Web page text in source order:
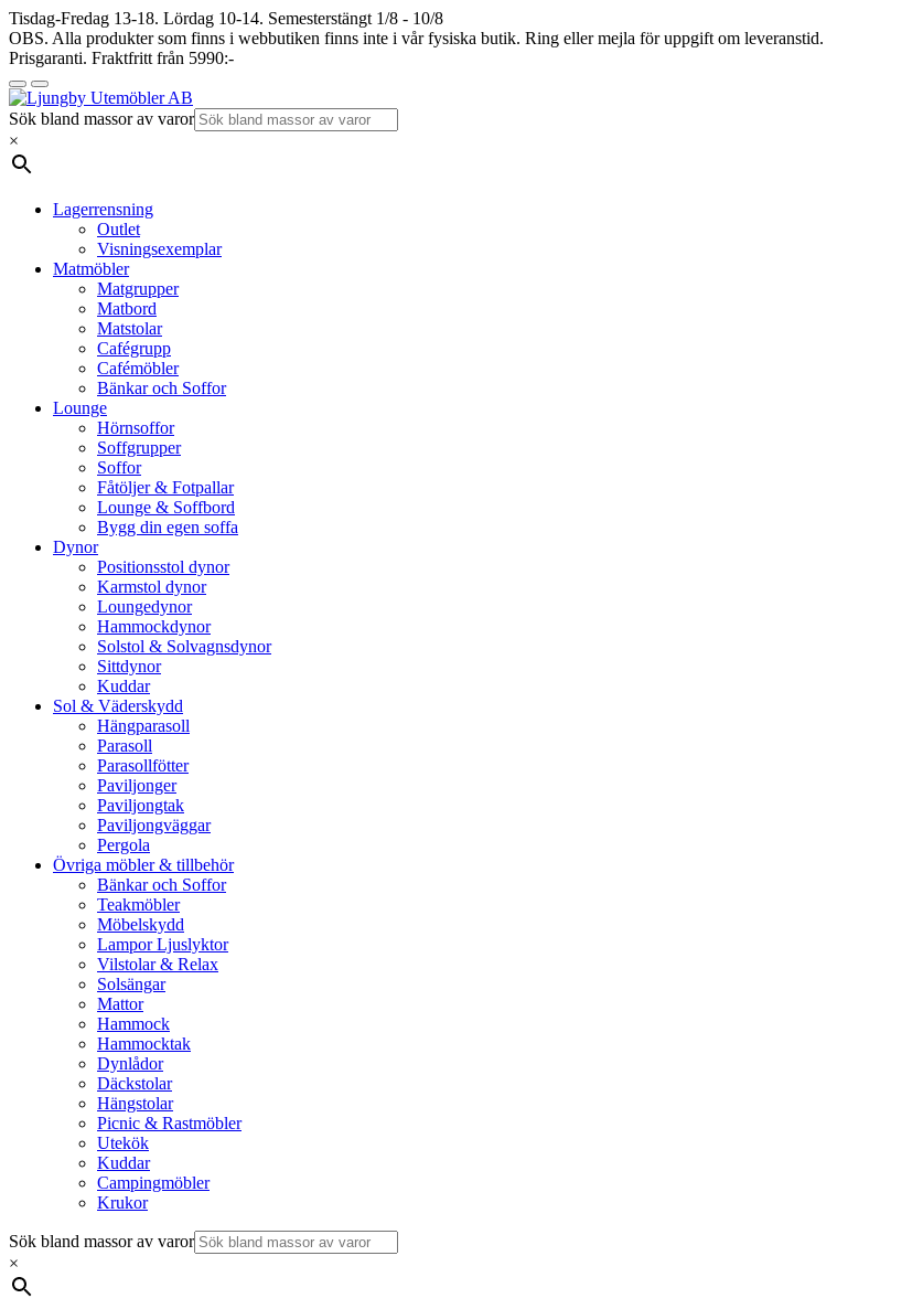
Tisdag-Fredag 13-18. Lördag 10-14. Semesterstängt 1/8 - 10/8
OBS. Alla produkter som finns i webbutiken finns inte i vår fysiska butik. Ring eller mejla för uppgift om leveranstid.
Prisgaranti. Fraktfritt från 5990:-
Sök bland massor av varor
×
Lagerrensning
Outlet
Visningsexemplar
Matmöbler
Matgrupper
Matbord
Matstolar
Cafégrupp
Cafémöbler
Bänkar och Soffor
Lounge
Hörnsoffor
Soffgrupper
Soffor
Fåtöljer & Fotpallar
Lounge & Soffbord
Bygg din egen soffa
Dynor
Positionsstol dynor
Karmstol dynor
Loungedynor
Hammockdynor
Solstol & Solvagnsdynor
Sittdynor
Kuddar
Sol & Väderskydd
Hängparasoll
Parasoll
Parasollfötter
Paviljonger
Paviljongtak
Paviljongväggar
Pergola
Övriga möbler & tillbehör
Bänkar och Soffor
Teakmöbler
Möbelskydd
Lampor Ljuslyktor
Vilstolar & Relax
Solsängar
Mattor
Hammock
Hammocktak
Dynlådor
Däckstolar
Hängstolar
Picnic & Rastmöbler
Utekök
Kuddar
Campingmöbler
Krukor
Sök bland massor av varor
×